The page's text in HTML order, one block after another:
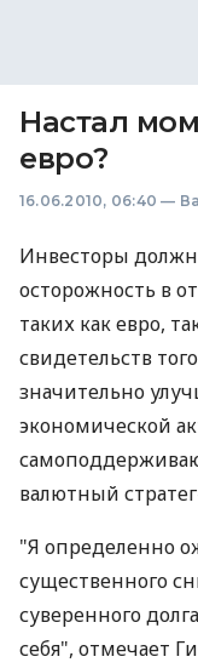
Настал
евро?
16.06.2010, 06:40 —
Инвесторы
осторожность в
таких как евро,
свидетельств
значительно
экономической
валютный
"Я определенно
существенного
суверенного
себя", отмечает